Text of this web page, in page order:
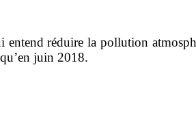
entend réduire la pollution
juin 2018.